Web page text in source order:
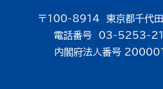
〒100-8914 東京都千代
電話番号 03-5253-
内閣府法人番号